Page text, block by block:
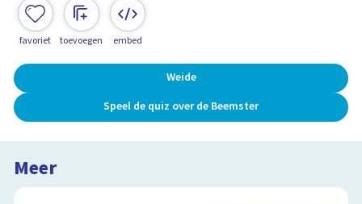
favoriet toevoegen embed
Weide
Speel de quiz over de Beemster
Meer